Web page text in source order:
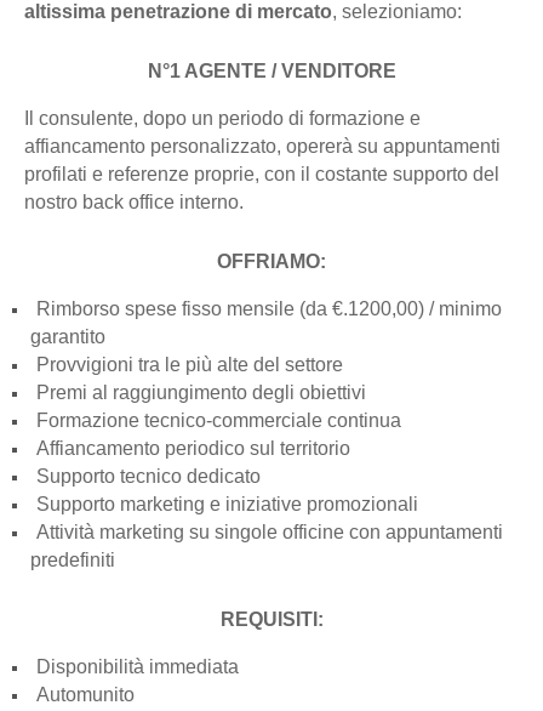
altissima penetrazione di mercato, selezioniamo:
N°1 AGENTE / VENDITORE
Il consulente, dopo un periodo di formazione e
affiancamento personalizzato, opererà su appuntamenti
profilati e referenze proprie, con il costante supporto del
nostro back office interno.
OFFRIAMO:
Rimborso spese fisso mensile (da €.1200,00) / minimo
garantito
Provvigioni tra le più alte del settore
Premi al raggiungimento degli obiettivi
Formazione tecnico-commerciale continua
Affiancamento periodico sul territorio
Supporto tecnico dedicato
Supporto marketing e iniziative promozionali
Attività marketing su singole officine con appuntamenti
predefiniti
REQUISITI:
Disponibilità immediata
Automunito